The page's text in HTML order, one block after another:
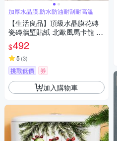
加厚水晶膜,防水防油耐刮耐高溫
【生活良品】頂級水晶膜花磚
瓷磚牆壁貼紙-北歐風馬卡龍 20
x20cm 每套10片
$492
5 (3)
挑戰低價 券
加入購物車